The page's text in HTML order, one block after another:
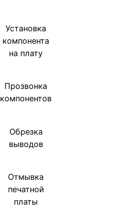
Установка
компонента
на плату
Прозвонка
компонентов
Обрезка
выводов
Отмывка
печатной
платы